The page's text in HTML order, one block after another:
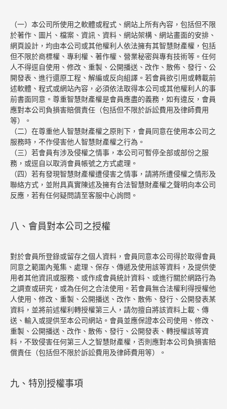
（一）本公司所使用之軟體或程式、網站上所有內容，包括但不限
於著作、圖片、檔案、資訊、資料、網站架構、網站畫面的安排、
網頁設計，均由本公司或其他權利人依法擁有其智慧財產權，包括
但不限於商標權、專利權、著作權、營業秘密與專有技術等。任何
人不得逕自使用、修改、重製、公開播送、改作、散佈、發行、公
開發表、進行還原工程、解編或反向組譯。若會員欲引用或轉載前
述軟體、程式或網站內容，必須依法取得本公司或其他權利人的事
前書面同意。尊重智慧財產權是會員應盡的義務，如有違反，會員
應對本公司負損害賠償責任（包括但不限於訴訟費用及律師費用
等）。
（二）在尊重他人智慧財產權之原則下，會員同意在使用本公司之
服務時，不作侵害他人智慧財產權之行為。
（三）若會員有涉及侵權之情事，本公司可暫停全部或部份之服
務，或逕自以取消會員帳號之方式處理。
（四）若有發現智慧財產權遭侵害之情事，請將所遭侵權之情形及
聯絡方式，並附具真實陳述及擁有合法智慧財產權之聲明向本公司
反應，若有任何疑問請至客服中心詢問。
八、會員對本公司之授權
對於會員所登錄或留存之個人資料，會員同意本公司得於取得會員
同意之範圍內蒐集、處理、保存、傳遞及使用該等資料，及提供使
用者其他資訊或服務、或作成會員統計資料、或進行關於網路行為
之調查或研究，或為任何之合法使用。若會員無合法權利得授權他
人使用、修改、重製、公開播送、改作、散佈、發行、公開發表某
資料，並將前述權利轉授權第三人，請勿擅自將該資料上載、傳
送、輸入或提供至本公司網站。會員並應保證本公司使用、修改、
重製、公開播送、改作、散佈、發行、公開發表、轉授權該等資
料，不致侵害任何第三人之智慧財產權，否則應對本公司負損害賠
償責任（包括但不限於訴訟費用及律師費用等）。
九、特別授權事項